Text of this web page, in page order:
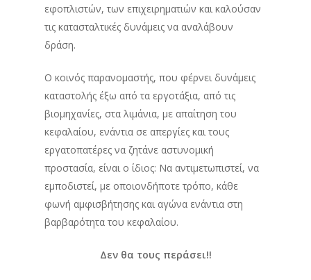
εφοπλιστών, των επιχειρηματιών και καλούσαν
τις κατασταλτικές δυνάμεις να αναλάβουν
δράση.
Ο κοινός παρανομαστής, που φέρνει δυνάμεις
καταστολής έξω από τα εργοτάξια, από τις
βιομηχανίες, στα λιμάνια, με απαίτηση του
κεφαλαίου, ενάντια σε απεργίες και τους
εργατοπατέρες να ζητάνε αστυνομική
προστασία, είναι ο ίδιος: Να αντιμετωπιστεί, να
εμποδιστεί, με οποιονδήποτε τρόπο, κάθε
φωνή αμφισβήτησης και αγώνα ενάντια στη
βαρβαρότητα του κεφαλαίου.
Δεν θα τους περάσει!!